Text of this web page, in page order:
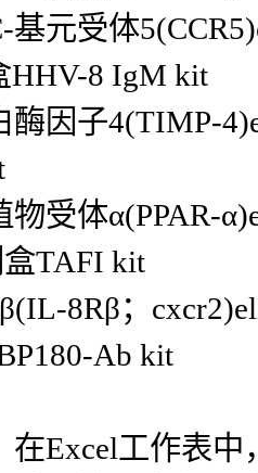
基元受体
HHV-8 IgM kit
酶因子4(TIMP-
受体α(PPAR-
TAFI kit
8Rβ；
Ab kit
在Excel工作表